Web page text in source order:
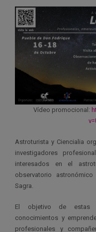
Vídeo promocional:
Astroturista y Ciencialia
investigadores
interesados en el
observatorio
Sagra.
El objetivo de estas
conocimientos y
profesionales y